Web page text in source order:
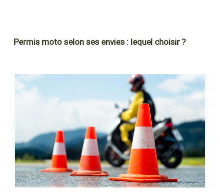
Permis moto selon ses envies : lequel choisir ?